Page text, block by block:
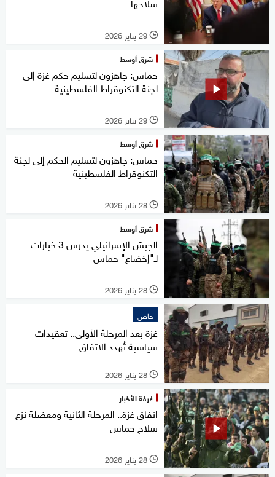
l 29 يناير 2026
شرق أوسط
حماس: جاهزون لتسليم حكم غزة إلى
لجنة التكنوقراط الفلسطينية
l 29 يناير 2026
شرق أوسط
حماس: جاهزون لتسليم الحكم إلى لجنة
التكنوقراط الفلسطينية
l 28 يناير 2026
شرق أوسط
الجيش الإسرائيلي يدرس 3 خيارات
لـ"إخضاع" حماس
l 28 يناير 2026
خاص
غزة بعد المرحلة الأولى.. تعقيدات
سياسية تُهدد الاتفاق
l 28 يناير 2026
غرفة الأخبار
اتفاق غزة.. المرحلة الثانية ومعضلة نزع
سلاح حماس
l 28 يناير 2026